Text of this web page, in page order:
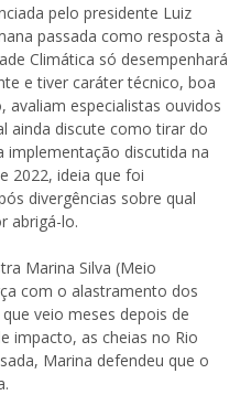
pelo presidente Luiz
passada como resposta à
Climática só desempenhará
e tiver caráter técnico, boa
especialistas ouvidos
ainda discute como tirar do
discutida na
2022, ideia que foi
divergências sobre qual
abrigá-lo.
Marina Silva (Meio
com o alastramento dos
veio meses depois de
impacto, as cheias no Rio
Marina defendeu que o